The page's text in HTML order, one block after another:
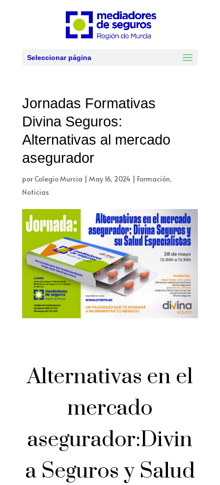
Seleccionar página
Jornadas Formativas
Divina Seguros:
Alternativas al mercado
asegurador
por Colegio Murcia | May 16, 2024 | Formación,
Noticias
Alternativas en el
mercado
asegurador:Divin
a Seguros y Salud